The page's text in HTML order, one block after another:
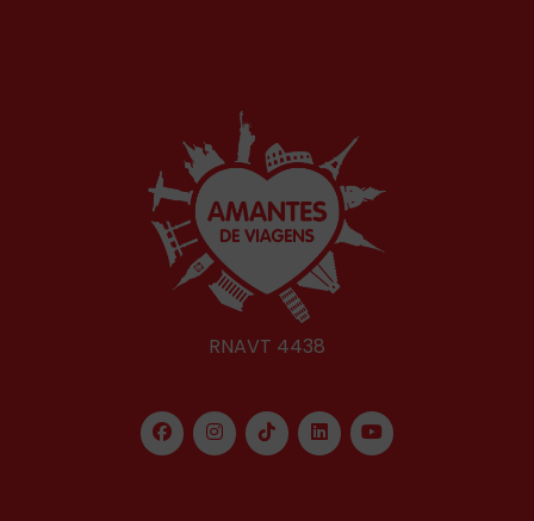
RNAVT 4438